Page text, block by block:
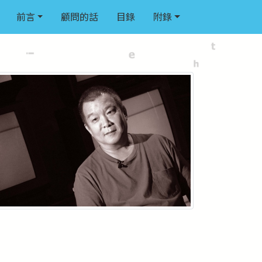
前言 顧問的話 目錄 附錄